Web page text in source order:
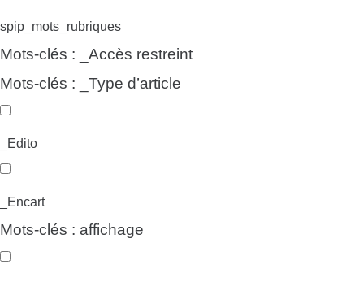
spip_mots_rubriques
Mots-clés : _Accès restreint
Mots-clés : _Type d’article
_Edito
_Encart
Mots-clés : affichage